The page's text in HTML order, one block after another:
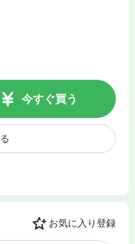
今すぐ買う
お気に入り登録